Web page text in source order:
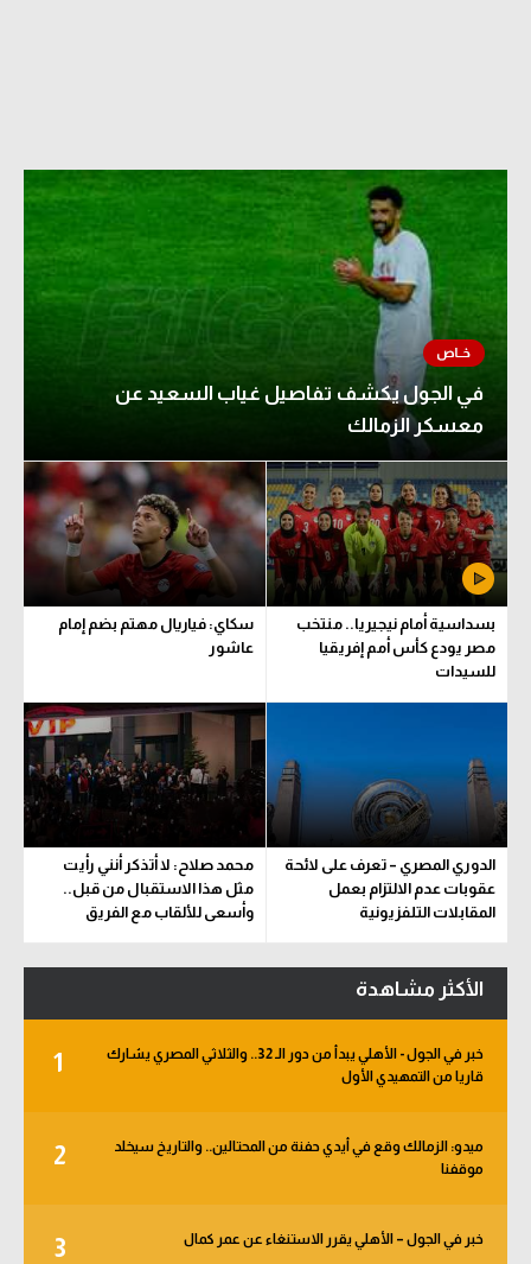
في الجول يكشف تفاصيل غياب السعيد عن
معسكر الزمالك
بسداسية أمام نيجيريا.. منتخب
مصر يودع كأس أمم إفريقيا
للسيدات
سكاي: فياريال مهتم بضم إمام
عاشور
الدوري المصري – تعرف على لائحة
عقوبات عدم الالتزام بعمل
المقابلات التلفزيونية
محمد صلاح: لا أتذكر أنني رأيت
مثل هذا الاستقبال من قبل..
وأسعى للألقاب مع الفريق
الأكثر مشاهدة
1
خبر في الجول - الأهلي يبدأ من دور الـ 32.. والثلاثي المصري يشارك
قاريا من التمهيدي الأول
2
ميدو: الزمالك وقع في أيدي حفنة من المحتالين.. والتاريخ سيخلد
موقفنا
3 خبر في الجول – الأهلي يقرر الاستنغاء عن عمر كمال